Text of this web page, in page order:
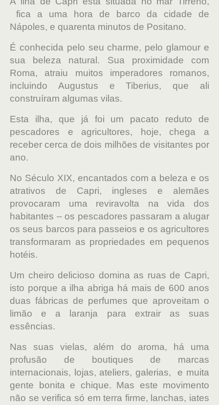
fica a uma hora de barco da cidade de
Nápoles, e quarenta minutos de Positano.
É conhecida pelo seu charme, pelo glamour e
sua beleza natural. Sua proximidade com
Roma, atraiu muitos imperadores romanos,
incluindo Augustus e Tiberius, que ali
construíram algumas vilas.
Esta ilha, que já foi um pacato reduto de
pescadores e agricultores, hoje, chega a
receber cerca de dois milhões de visitantes por
ano.
No Século XIX, encantados com a beleza e os
atrativos de Capri, ingleses e alemães
provocaram uma reviravolta na vida dos
habitantes – os pescadores passaram a alugar
os seus barcos para passeios e os agricultores
transformaram as propriedades em pequenos
hotéis.
Um cheiro delicioso domina as ruas de Capri,
isto porque a ilha abriga há mais de 600 anos
duas fábricas de perfumes que aproveitam o
limão e a laranja para extrair as suas
essências.
Nas suas vielas, além do aroma, há uma
profusão de boutiques de marcas
internacionais, lojas, ateliers, galerias, e muita
gente bonita e chique. Mas este movimento
não se verifica só em terra firme, lanchas, iates